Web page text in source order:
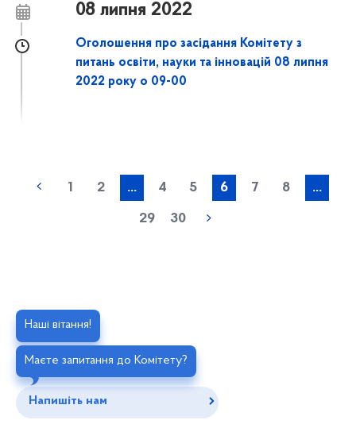
08 липня 2022
Оголошення про засідання Комітету з
питань освіти, науки та інновацій 08 липня
2022 року о 09-00
1 2 ... 4 5 6 7 8 ...
29 30
Наші вітання!
Маєте запитання до Комітету?
Напишіть нам